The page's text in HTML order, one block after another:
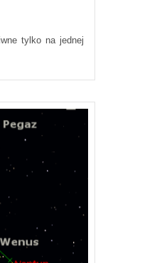
tylko na jednej